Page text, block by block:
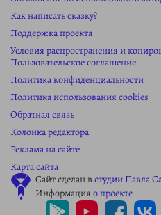
Как написать сказку?
Поддержка проекта
Условия распространения и
Пользовательское соглашение
Политика конфиденциальности
Политика использования cookies
Обратная связь
Колонка редактора
Реклама на сайте
Карта сайта
Сайт сделан в студии Павла
Информация о проекте